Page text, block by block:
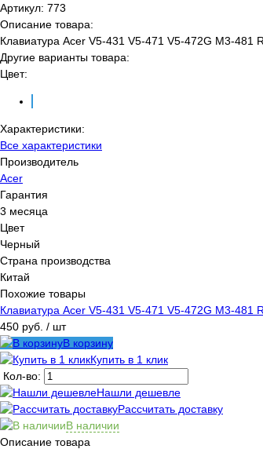
Артикул: 773
Описание товара:
Клавиатура Acer V5-431 V5-471 V5-472G M3-481
Другие варианты товара:
Цвет:
Характеристики:
Все характеристики
Производитель
Acer
Гарантия
3 месяца
Цвет
Черный
Страна производства
Китай
Похожие товары
Клавиатура Acer V5-431 V5-471 V5-472G M3-481
450 руб. / шт
В корзину
Купить в 1 клик
Кол-во:
Нашли дешевле
Рассчитать доставку
В наличии
Описание товара